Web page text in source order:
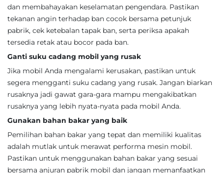
dan membahayakan keselamatan pengendara. Pastikan
tekanan angin terhadap ban cocok bersama petunjuk
pabrik, cek ketebalan tapak ban, serta periksa apakah
tersedia retak atau bocor pada ban.
Ganti suku cadang mobil yang rusak
Jika mobil Anda mengalami kerusakan, pastikan untuk
segera mengganti suku cadang yang rusak. Jangan biarkan
rusaknya jadi gawat gara-gara mampu mengakibatkan
rusaknya yang lebih nyata-nyata pada mobil Anda.
Gunakan bahan bakar yang baik
Pemilihan bahan bakar yang tepat dan memiliki kualitas
adalah mutlak untuk merawat performa mesin mobil.
Pastikan untuk menggunakan bahan bakar yang sesuai
bersama anjuran pabrik mobil dan jangan memanfaatkan